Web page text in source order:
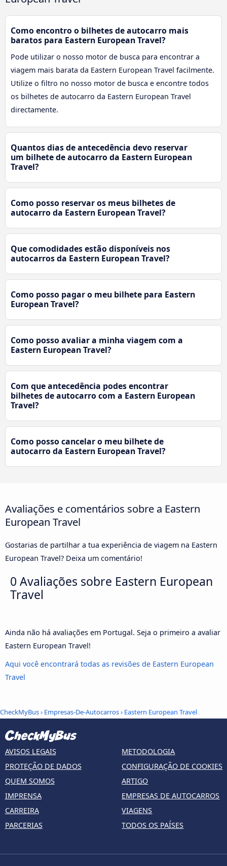
Como encontro o bilhetes de autocarro mais
baratos para Eastern European Travel?
Pode utilizar o nosso motor de busca para encontrar a
viagem mais barata da Eastern European Travel facilmente.
Utilize o filtro no nosso motor de busca e encontre todos
os bilhetes de autocarro da Eastern European Travel
directamente.
Quantos dias de antecedência devo reservar
um bilhete de autocarro da Eastern European
Travel?
Como posso reservar os meus bilhetes de
autocarro da Eastern European Travel?
Que comodidades estão disponíveis nos
autocarros da Eastern European Travel?
Como posso pagar o meu bilhete para Eastern
European Travel?
Como posso avaliar a minha viagem com a
Eastern European Travel?
Com que antecedência podes encontrar
bilhetes de autocarro com a Eastern European
Travel?
Como posso cancelar o meu bilhete de
autocarro da Eastern European Travel?
Avaliações e comentários sobre a Eastern
European Travel
Gostarias de partilhar a tua experiência de viagem na Eastern
European Travel? Deixa um comentário!
0 Avaliações sobre Eastern European
Travel
Ainda não há avaliações em Portugal. Seja o primeiro a avaliar
Eastern European Travel!
Aqui você encontrará todas as revisões de Eastern European
Travel
CheckMyBus› Empresas-De-Autocarros› Eastern European Travel
AVISOS LEGAIS
PROTEÇÃO DE DADOS
QUEM SOMOS
IMPRENSA
CARREIRA
PARCERIAS
METODOLOGIA
CONFIGURAÇÃO DE COOKIES
ARTIGO
EMPRESAS DE AUTOCARROS
VIAGENS
TODOS OS PAÍSES